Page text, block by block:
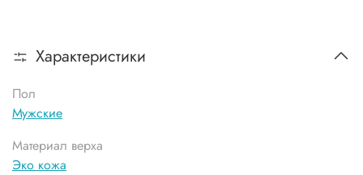
Характеристики
Пол
Мужские
Материал верха
Эко кожа